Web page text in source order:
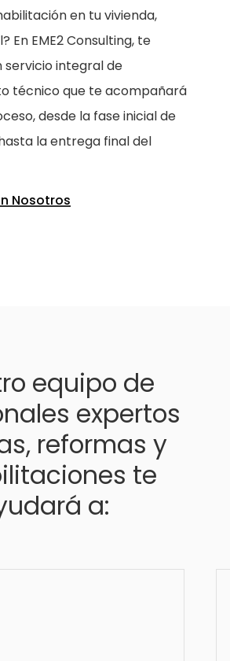
en tu vivienda,
En EME2 Consulting, te
servicio integral de
técnico que te acompañará
desde la fase inicial de
la entrega final del
Nosotros
equipo de
expertos
reformas y
te
a: